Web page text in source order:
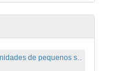
Retos e oportunidades de pequenos satélites